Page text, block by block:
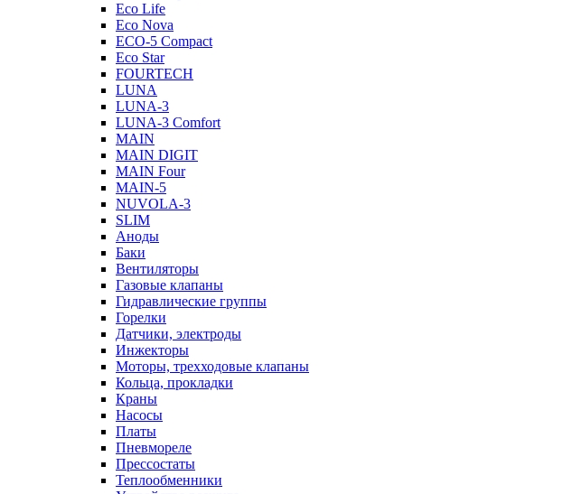
Eco Life
Eco Nova
ECO-5 Compact
Eco Star
FOURTECH
LUNA
LUNA-3
LUNA-3 Comfort
MAIN
MAIN DIGIT
MAIN Four
MAIN-5
NUVOLA-3
SLIM
Аноды
Баки
Вентиляторы
Газовые клапаны
Гидравлические группы
Горелки
Датчики, электроды
Инжекторы
Моторы, трехходовые клапаны
Кольца, прокладки
Краны
Насосы
Платы
Пневмореле
Прессостаты
Теплообменники